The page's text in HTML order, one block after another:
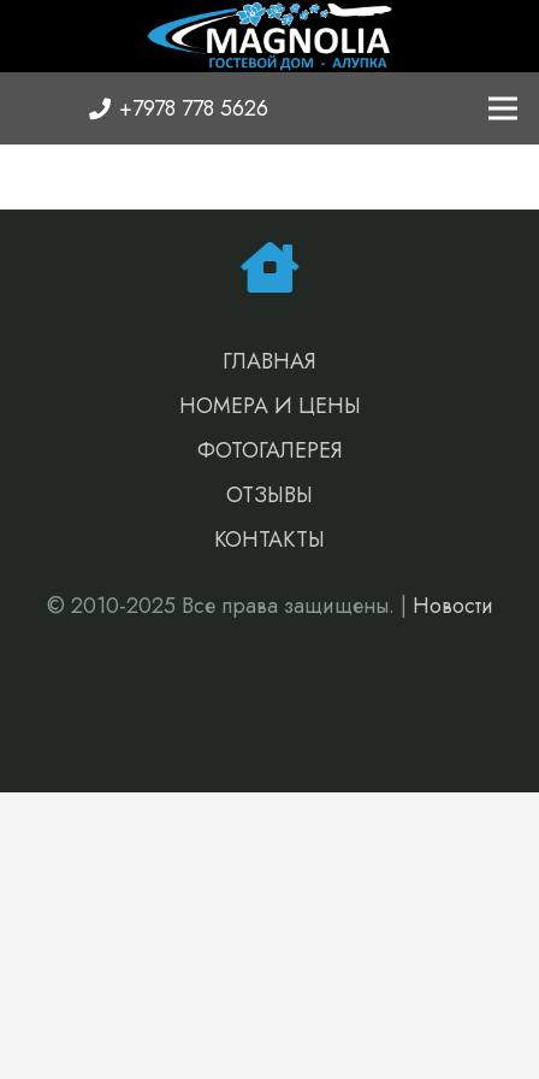
+7978 778 5626
ГЛАВНАЯ
НОМЕРА И ЦЕНЫ
ФОТОГАЛЕРЕЯ
ОТЗЫВЫ
КОНТАКТЫ
© 2010-2025 Все права защищены. | Новости